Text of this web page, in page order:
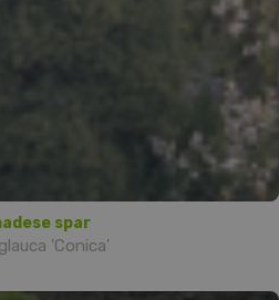
spar
'Conica'